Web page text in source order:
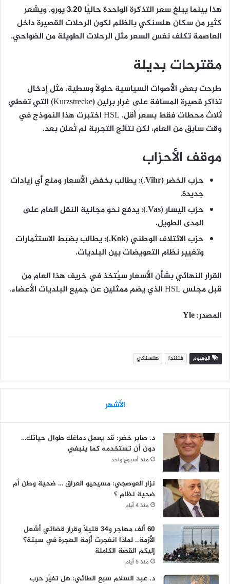
هذا بينما يبلغ سعر التذكرة الواحدة حاليًا 3.20 يورو. ويشعر
كثير من سكان هلسنكي بالظلم لكون الرحلات القصيرة داخل
العاصمة تكلف نفس السعر مثل الرحلات الطويلة من الضواحي.
مقترحات بديلة
طرحت بعض الأصوات السياسية حلولًا وسطية، مثل إدخال
تذاكر قصيرة المسافة على غرار برلين (Kurzstrecke) التي تغطي
ثلاث محطات فقط بسعر أقل. HSL اختبرت هذا النموذج في
وقت سابق من العام، لكن نتائج التجربة لم تُعلن بعد.
موقف الأحزاب
حزب الخضر (Vihr.)
: يطالب بخفض الأسعار ومنع أي زيادات
جديدة.
حزب اليسار (Vas.)
: يدفع نحو مجانية النقل العام على
المدى الطويل.
حزب الائتلاف الوطني (Kok.)
: يطالب بضبط الاستثمارات
وتغيير نظام التعويضات بين البلديات.
القرار النهائي بشأن الأسعار سيُتخذ في خريف هذا العام من
قبل مجلس HSL الذي يضم ممثلين عن جميع البلديات الأعضاء.
المصدر: Yle
الوسوم فنلندا هلسنكي
الأشهر
د. صابر خضر: قد يعمل دماغك طوال حياتك…
دون أن تستخدمه كما ينبغي
منذ أسبوع واحد
نزار العوصجي: مسيحيو العراق … ضحية وطن أم
ضحية نظام ؟
منذ 4 أيام
60 ألف مهاجر و34 قتيلاً وقرار قضائي أشعل
الأزمة.. لماذا انفجرت أزمة الهجرة في سبتة؟
إليكم القصة الكاملة
منذ 5 أيام
د. عبد السلام سبع الطائي: هل تغيّر حرب